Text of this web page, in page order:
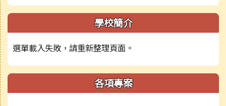
學校簡介
選單載入失敗，請重新整理頁面。
各項專案